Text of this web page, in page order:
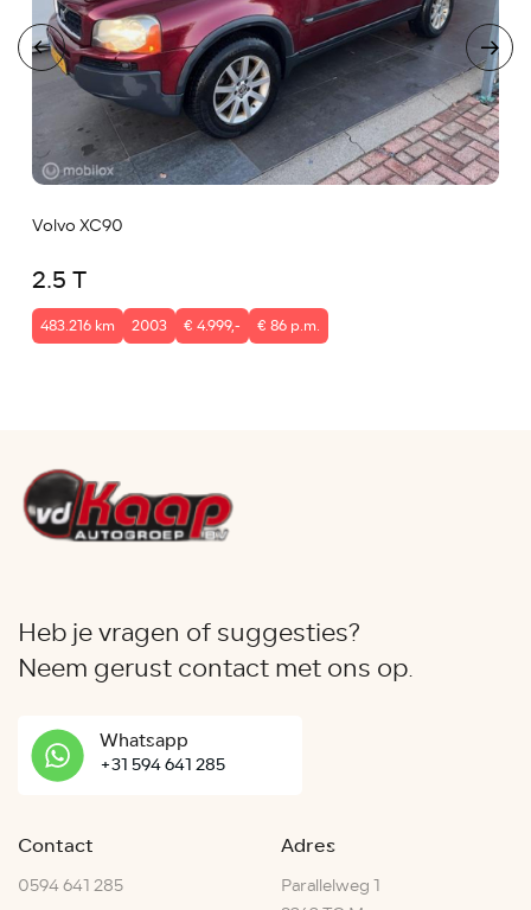
Volvo XC90
2.5 T
483.216 km 2003 € 4.999,- € 86 p.m.
Heb je vragen of suggesties?
Neem gerust contact met ons op.
Whatsapp
+31 594 641 285
Contact
0594 641 285
Adres
Parallelweg 1